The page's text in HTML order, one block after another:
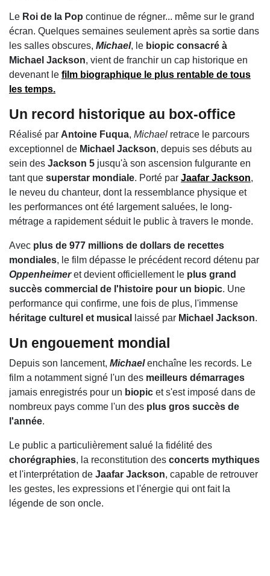
Le Roi de la Pop continue de régner... même sur le grand
écran. Quelques semaines seulement après sa sortie dans
les salles obscures, Michael, le biopic consacré à
Michael Jackson, vient de franchir un cap historique en
devenant le film biographique le plus rentable de tous
les temps.
Un record historique au box-office
Réalisé par Antoine Fuqua, Michael retrace le parcours
exceptionnel de Michael Jackson, depuis ses débuts au
sein des Jackson 5 jusqu'à son ascension fulgurante en
tant que superstar mondiale. Porté par Jaafar Jackson,
le neveu du chanteur, dont la ressemblance physique et
les performances ont été largement saluées, le long-
métrage a rapidement séduit le public à travers le monde.
Avec plus de 977 millions de dollars de recettes
mondiales, le film dépasse le précédent record détenu par
Oppenheimeret devient officiellement le plus grand
succès commercial de l'histoire pour un biopic. Une
performance qui confirme, une fois de plus, l'immense
héritage culturel et musical
laissé par Michael Jackson.
Un engouement mondial
Depuis son lancement, Michaelenchaîne les records. Le
film a notamment signé l'un des meilleurs démarrages
jamais enregistrés pour un biopic et s'est imposé dans de
nombreux pays comme l'un des plus gros succès de
l'année.
Le public a particulièrement salué la fidélité des
chorégraphies, la reconstitution des concerts mythiques
et l'interprétation de Jaafar Jackson, capable de retrouver
les gestes, les expressions et l'énergie qui ont fait la
légende de son oncle.